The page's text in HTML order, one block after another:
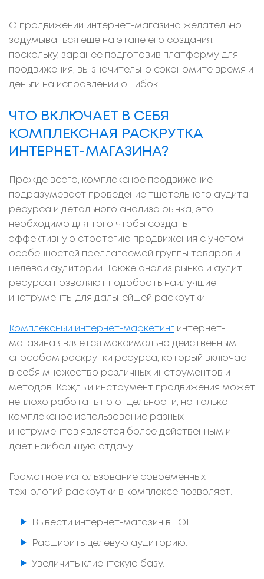
О продвижении интернет-магазина желательно
задумываться еще на этапе его создания,
поскольку, заранее подготовив платформу для
продвижения, вы значительно сэкономите время и
деньги на исправлении ошибок.
ЧТО ВКЛЮЧАЕТ В СЕБЯ
КОМПЛЕКСНАЯ РАСКРУТКА
ИНТЕРНЕТ-МАГАЗИНА?
Прежде всего, комплексное продвижение
подразумевает проведение тщательного аудита
ресурса и детального анализа рынка, это
необходимо для того чтобы создать
эффективную стратегию продвижения с учетом
особенностей предлагаемой группы товаров и
целевой аудитории. Также анализ рынка и аудит
ресурса позволяют подобрать наилучшие
инструменты для дальнейшей раскрутки.
Комплексный интернет-маркетинг интернет-
магазина является максимально действенным
способом раскрутки ресурса, который включает
в себя множество различных инструментов и
методов. Каждый инструмент продвижения может
неплохо работать по отдельности, но только
комплексное использование разных
инструментов является более действенным и
дает наибольшую отдачу.
Грамотное использование современных
технологий раскрутки в комплексе позволяет:
Вывести интернет-магазин в ТОП.
Расширить целевую аудиторию.
Увеличить клиентскую базу.